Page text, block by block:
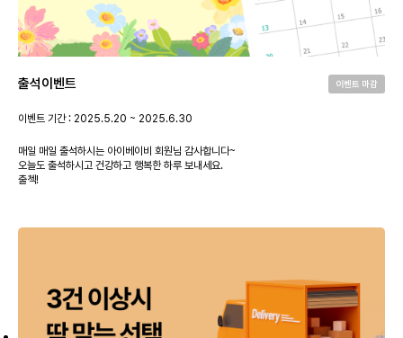
출석이벤트 이벤트 마감
이벤트 기간 : 2025.5.20 ~ 2025.6.30
매일 매일 출석하시는 아이베이비 회원님 감사합니다~
오늘도 출석하시고 건강하고 행복한 하루 보내세요.
출첵!